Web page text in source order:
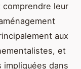
comprendre leur
aux
et
impliquées dans